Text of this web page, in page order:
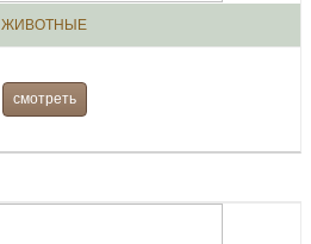
ЖИВОТНЫЕ
смотреть